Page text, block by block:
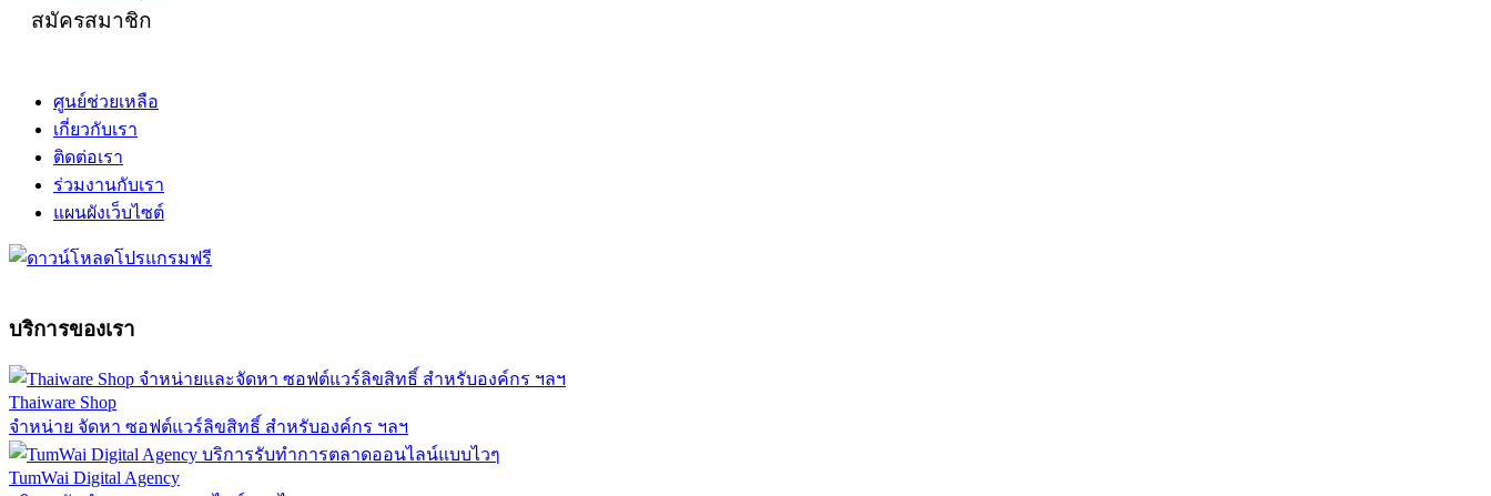
สมัครสมาชิก
ศูนย์ช่วยเหลือ
เกี่ยวกับเรา
ติดต่อเรา
ร่วมงานกับเรา
แผนผังเว็บไซต์
บริการของเรา
Thaiware Shop
จำหน่าย จัดหา ซอฟต์แวร์ลิขสิทธิ์ สำหรับองค์กร ฯลฯ
TumWai Digital Agency